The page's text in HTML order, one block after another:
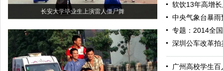
长安大学毕业生上演雷人僵尸舞
软饮13年高增
中央气象台暴
专题：2014全
深圳公车改革
广州高校学生